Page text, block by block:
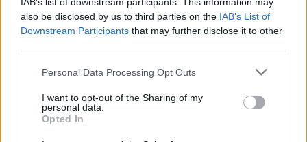
also be disclosed by us to third parties on the IAB’s List of
Downstream Participants that may further disclose it to other
Please note that this website/app uses one or more Google
not limited to your visit or usage behaviour. You may click to
grant or deny consent to Google and its third-party tags to
use your data for below specified purposes in below Google
Personal Data Processing Opt Outs
I want to opt-out of the Sharing of my
personal data.
Opted In
Ami az orosz aktivitást illeti, már egy 2011-es
magyartanulmányfelhívta a figyelmet arra: a
NATO-ra „az Orosz Föderáció a mai napig ha
nem is ellenséges, de legalábbis fenyegetést
jelentő tényezőként tekint”, így „nem
meglepő, hogy a szövetség első helyen
szerepel az Orosz Föderációra leselkedő